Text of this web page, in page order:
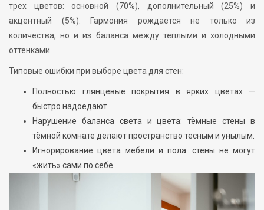
трех цветов: основной (70%), дополнительный (25%) и
акцентный (5%). Гармония рождается не только из
количества, но и из баланса между теплыми и холодными
оттенками.
Типовые ошибки при выборе цвета для стен:
Полностью глянцевые покрытия в ярких цветах —
быстро надоедают.
Нарушение баланса света и цвета: тёмные стены в
тёмной комнате делают пространство тесным и унылым.
Игнорирование цвета мебели и пола: стены не могут
«жить» сами по себе.